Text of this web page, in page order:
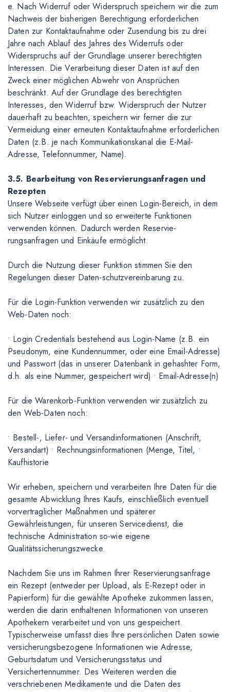
e. Nach Widerruf oder Widerspruch speichern wir die zum
Nachweis der bisherigen Berechtigung erforderlichen
Daten zur Kontaktaufnahme oder Zusendung bis zu drei
Jahre nach Ablauf des Jahres des Widerrufs oder
Widerspruchs auf der Grundlage unserer berechtigten
Interessen. Die Verarbeitung dieser Daten ist auf den
Zweck einer möglichen Abwehr von Ansprüchen
beschränkt. Auf der Grundlage des berechtigten
Interesses, den Widerruf bzw. Widerspruch der Nutzer
dauerhaft zu beachten, speichern wir ferner die zur
Vermeidung einer erneuten Kontaktaufnahme erforderlichen
Daten (z.B. je nach Kommunikationskanal die E-Mail-
Adresse, Telefonnummer, Name).
3.5. Bearbeitung von Reservierungsanfragen und
Rezepten
Unsere Webseite verfügt über einen Login-Bereich, in dem
sich Nutzer einloggen und so erweiterte Funktionen
verwenden können. Dadurch werden Reservie-
rungsanfragen und Einkäufe ermöglicht.
Durch die Nutzung dieser Funktion stimmen Sie den
Regelungen dieser Daten-schutzvereinbarung zu.
Für die Login-Funktion verwenden wir zusätzlich zu den
Web-Daten noch:
• Login Credentials bestehend aus Login-Name (z.B. ein
Pseudonym, eine Kundennummer, oder eine Email-Adresse)
und Passwort (das in unserer Datenbank in gehashter Form,
d.h. als eine Nummer, gespeichert wird) • Email-Adresse(n)
Für die Warenkorb-Funktion verwenden wir zusätzlich zu
den Web-Daten noch:
• Bestell-, Liefer- und Versandinformationen (Anschrift,
Versandart) • Rechnungsinformationen (Menge, Titel, •
Kaufhistorie
Wir erheben, speichern und verarbeiten Ihre Daten für die
gesamte Abwicklung Ihres Kaufs, einschließlich eventuell
vorvertraglicher Maßnahmen und späterer
Gewährleistungen, für unseren Servicedienst, die
technische Administration so-wie eigene
Qualitätssicherungszwecke.
Nachdem Sie uns im Rahmen Ihrer Reservierungsanfrage
ein Rezept (entweder per Upload, als E-Rezept oder in
Papierform) für die gewählte Apotheke zukommen lassen,
werden die darin enthaltenen Informationen von unseren
Apothekern verarbeitet und von uns gespeichert.
Typischerweise umfasst dies Ihre persönlichen Daten sowie
versicherungsbezogene Informationen wie Adresse,
Geburtsdatum und Versicherungsstatus und
Versichertennummer. Des Weiteren werden die
verschriebenen Medikamente und die Daten des